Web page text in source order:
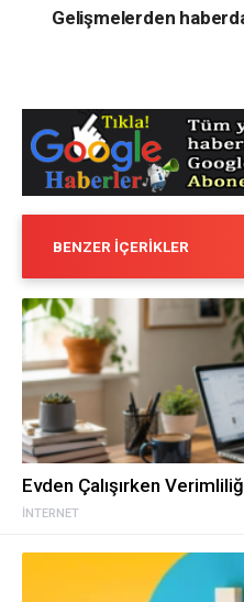
Gelişmelerden
BENZER İÇERIKLER
İNTERNET
Evden Çalışırken